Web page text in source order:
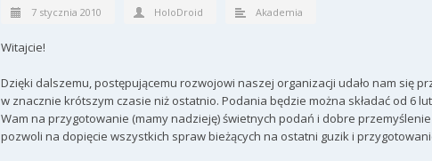
7 stycznia 2010 HoloDroid Akademia
Witajcie!
Dzięki dalszemu, postępującemu rozwojowi naszej organizacji udało nam się
w znacznie krótszym czasie niż ostatnio. Podania będzie można składać od 6
Wam na przygotowanie (mamy nadzieję) świetnych podań i dobre
pozwoli na dopięcie wszystkich spraw bieżących na ostatni guzik i